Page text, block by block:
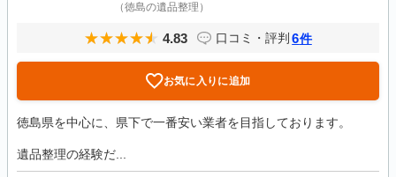
（徳島の遺品整理）
4.83 口コミ・評判 6件
お気に入りに追加
徳島県を中心に、県下で一番安い業者を目指しております。
遺品整理の経験だ...